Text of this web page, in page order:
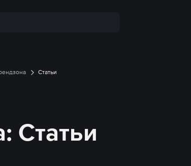
Статьи
Статьи